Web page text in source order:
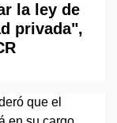
la ley de
privada",